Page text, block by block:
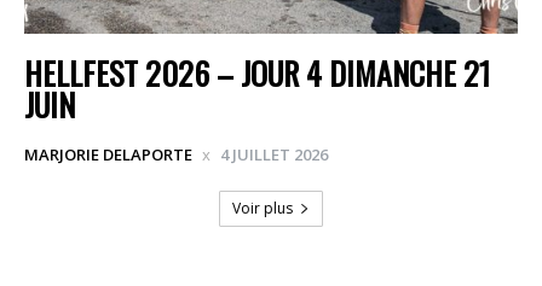
HELLFEST 2026 – JOUR 4 DIMANCHE 21
JUIN
MARJORIE DELAPORTE 4 JUILLET 2026
Voir plus